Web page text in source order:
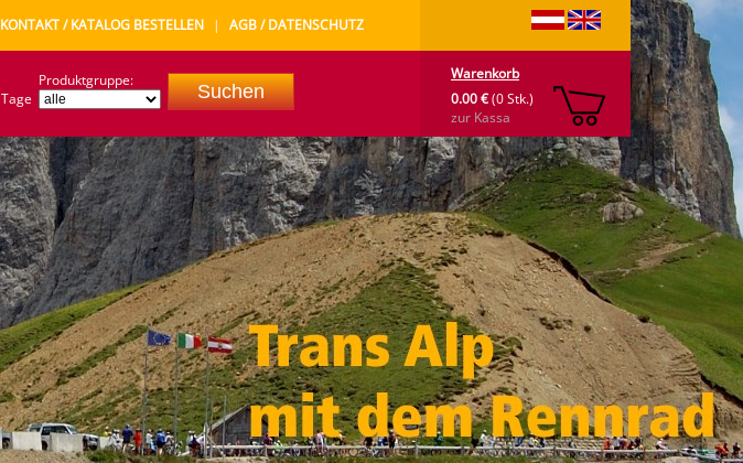
KONTAKT / KATALOG BESTELLEN | AGB / DATENSCHUTZ
Tage
Produktgruppe:
Warenkorb
0.00 €(0 Stk.)
zur Kassa